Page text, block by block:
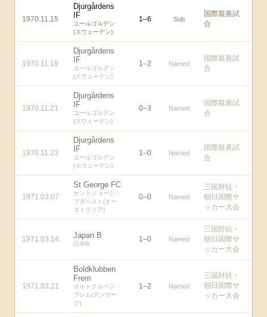
1970.11.15
Djurgårdens
IF
ユールゴルデン
(スウェーデン)
1–6 Sub
国際親善試
合
1970.11.19
Djurgårdens
IF
ユールゴルデン
(スウェーデン)
1–2 Named
国際親善試
合
1970.11.21
Djurgårdens
IF
ユールゴルデン
(スウェーデン)
0–3 Named
国際親善試
合
1970.11.23
Djurgårdens
IF
ユールゴルデン
(スウェーデン)
1–0 Named
国際親善試
合
1971.03.07
St George FC
セントジョージ・
ブダペスト(オー
ストラリア)
0–0 Named
三国対抗・
朝日国際サ
ッカー大会
1971.03.14 Japan B
日本B
1–0 Named
三国対抗・
朝日国際サ
ッカー大会
1971.03.21
Boldklubben
Frem
ボルトクルベン・
フレム(デンマー
ク)
1–2 Named
三国対抗・
朝日国際サ
ッカー大会